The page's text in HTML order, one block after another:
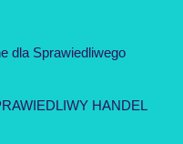
dla Sprawiedliwego
HANDEL